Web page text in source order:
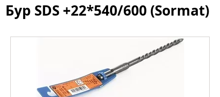
Бур SDS +22*540/600 (Sormat)